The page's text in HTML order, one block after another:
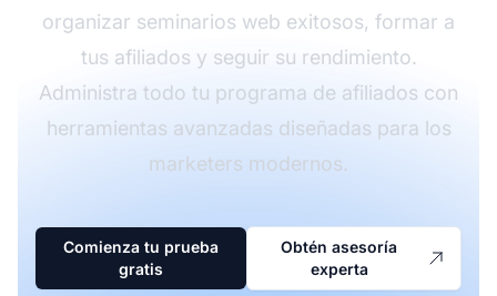
organizar seminarios web exitosos, formar a
tus afiliados y seguir su rendimiento.
Administra todo tu programa de afiliados con
herramientas avanzadas diseñadas para los
marketers modernos.
Comienza tu prueba
gratis
Obtén asesoría
experta